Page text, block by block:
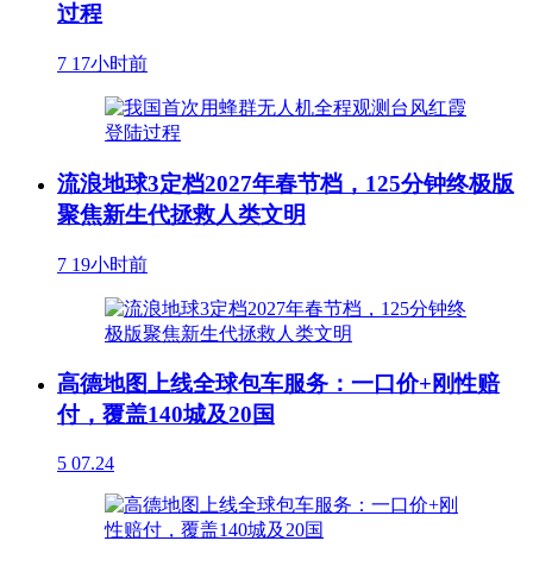
过程
7 17小时前
流浪地球3定档2027年春节档，125分钟终极版
聚焦新生代拯救人类文明
7 19小时前
高德地图上线全球包车服务：一口价+刚性赔
付，覆盖140城及20国
5 07.24